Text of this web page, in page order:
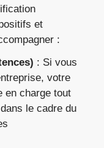
et
:
: Si vous
votre
en charge tout
le cadre du